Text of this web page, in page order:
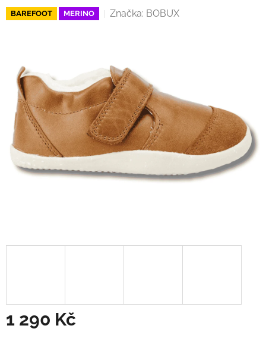
BAREFOOT MERINO Značka: BOBUX
1 290 Kč